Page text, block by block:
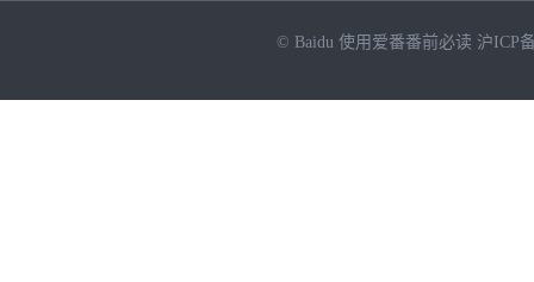
© Baidu 使用爱番番前必读 沪ICP